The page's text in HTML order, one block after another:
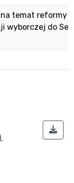
temat reformy
wyborczej do